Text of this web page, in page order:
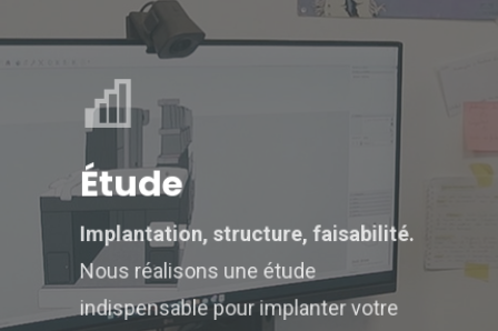
Étude
Implantation, structure, faisabilité.
Nous réalisons une étude
indispensable pour implanter votre